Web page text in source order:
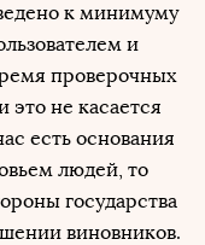
к минимуму
и
проверочных
не касается
есть основания
людей, то
государства
виновников.